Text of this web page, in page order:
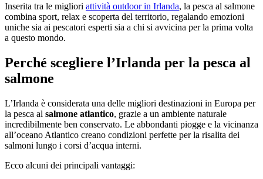
Inserita tra le migliori attività outdoor in Irlanda, la pesca al salmone
combina sport, relax e scoperta del territorio, regalando emozioni
uniche sia ai pescatori esperti sia a chi si avvicina per la prima volta
a questo mondo.
Perché scegliere l’Irlanda per la pesca al
salmone
L’Irlanda è considerata una delle migliori destinazioni in Europa per
la pesca al salmone atlantico, grazie a un ambiente naturale
incredibilmente ben conservato. Le abbondanti piogge e la vicinanza
all’oceano Atlantico creano condizioni perfette per la risalita dei
salmoni lungo i corsi d’acqua interni.
Ecco alcuni dei principali vantaggi: